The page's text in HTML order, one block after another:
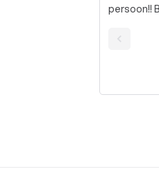
persoon!!